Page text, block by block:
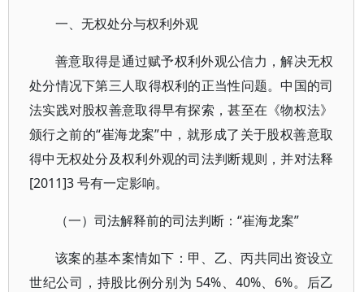
一、无权处分与权利外观
善意取得是通过赋予权利外观公信力，解决无权
处分情况下第三人取得权利的正当性问题。中国的司
法实践对股权善意取得早有探索，甚至在《物权法》
颁行之前的“崔海龙案”中，就形成了关于股权善意取
得中无权处分及权利外观的司法判断规则，并对法释
[2011]3 号有一定影响。
（一）司法解释前的司法判断：“崔海龙案”
该案的基本案情如下：甲、乙、丙共同出资设立
世纪公司，持股比例分别为 54%、40%、6%。后乙